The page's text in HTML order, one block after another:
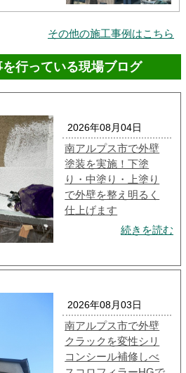
その他の施工事例はこちら
行っている現場ブログ
2026年08月04日
南アルプス市で外壁
塗装を実施！下塗
り・中塗り・上塗り
で外壁を整え明るく
仕上げます
続きを読む
2026年08月03日
南アルプス市で外壁
クラックを変性シリ
コンシール補修しべ